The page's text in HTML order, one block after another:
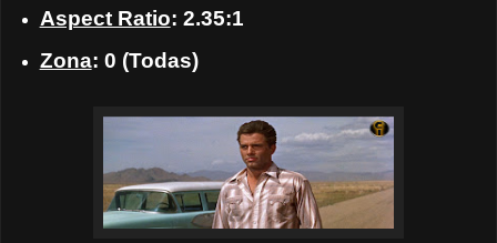
Aspect Ratio: 2.35:1
Zona: 0 (Todas)